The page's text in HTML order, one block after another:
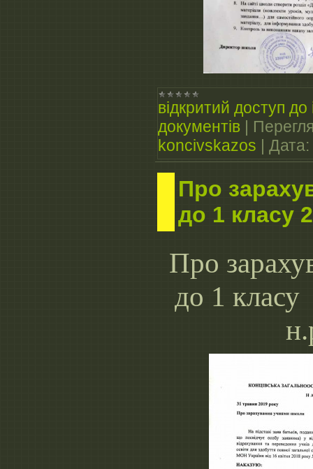
відкритий доступ до
документів
koncivskazos
Дата:
Про
до 1 класу
Про
до 1